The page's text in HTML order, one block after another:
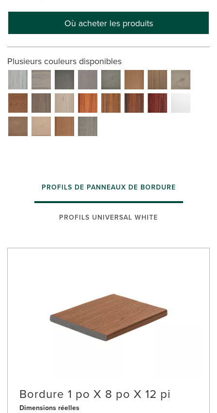
Où acheter les produits
Plusieurs couleurs disponibles
PROFILS DE PANNEAUX DE BORDURE
PROFILS UNIVERSAL WHITE
Bordure 1 po X 8 po X 12 pi
Dimensions réelles